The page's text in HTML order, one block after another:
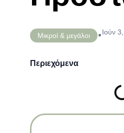
Μικροί & μεγάλοι •Ιούν
Περιεχόμενα